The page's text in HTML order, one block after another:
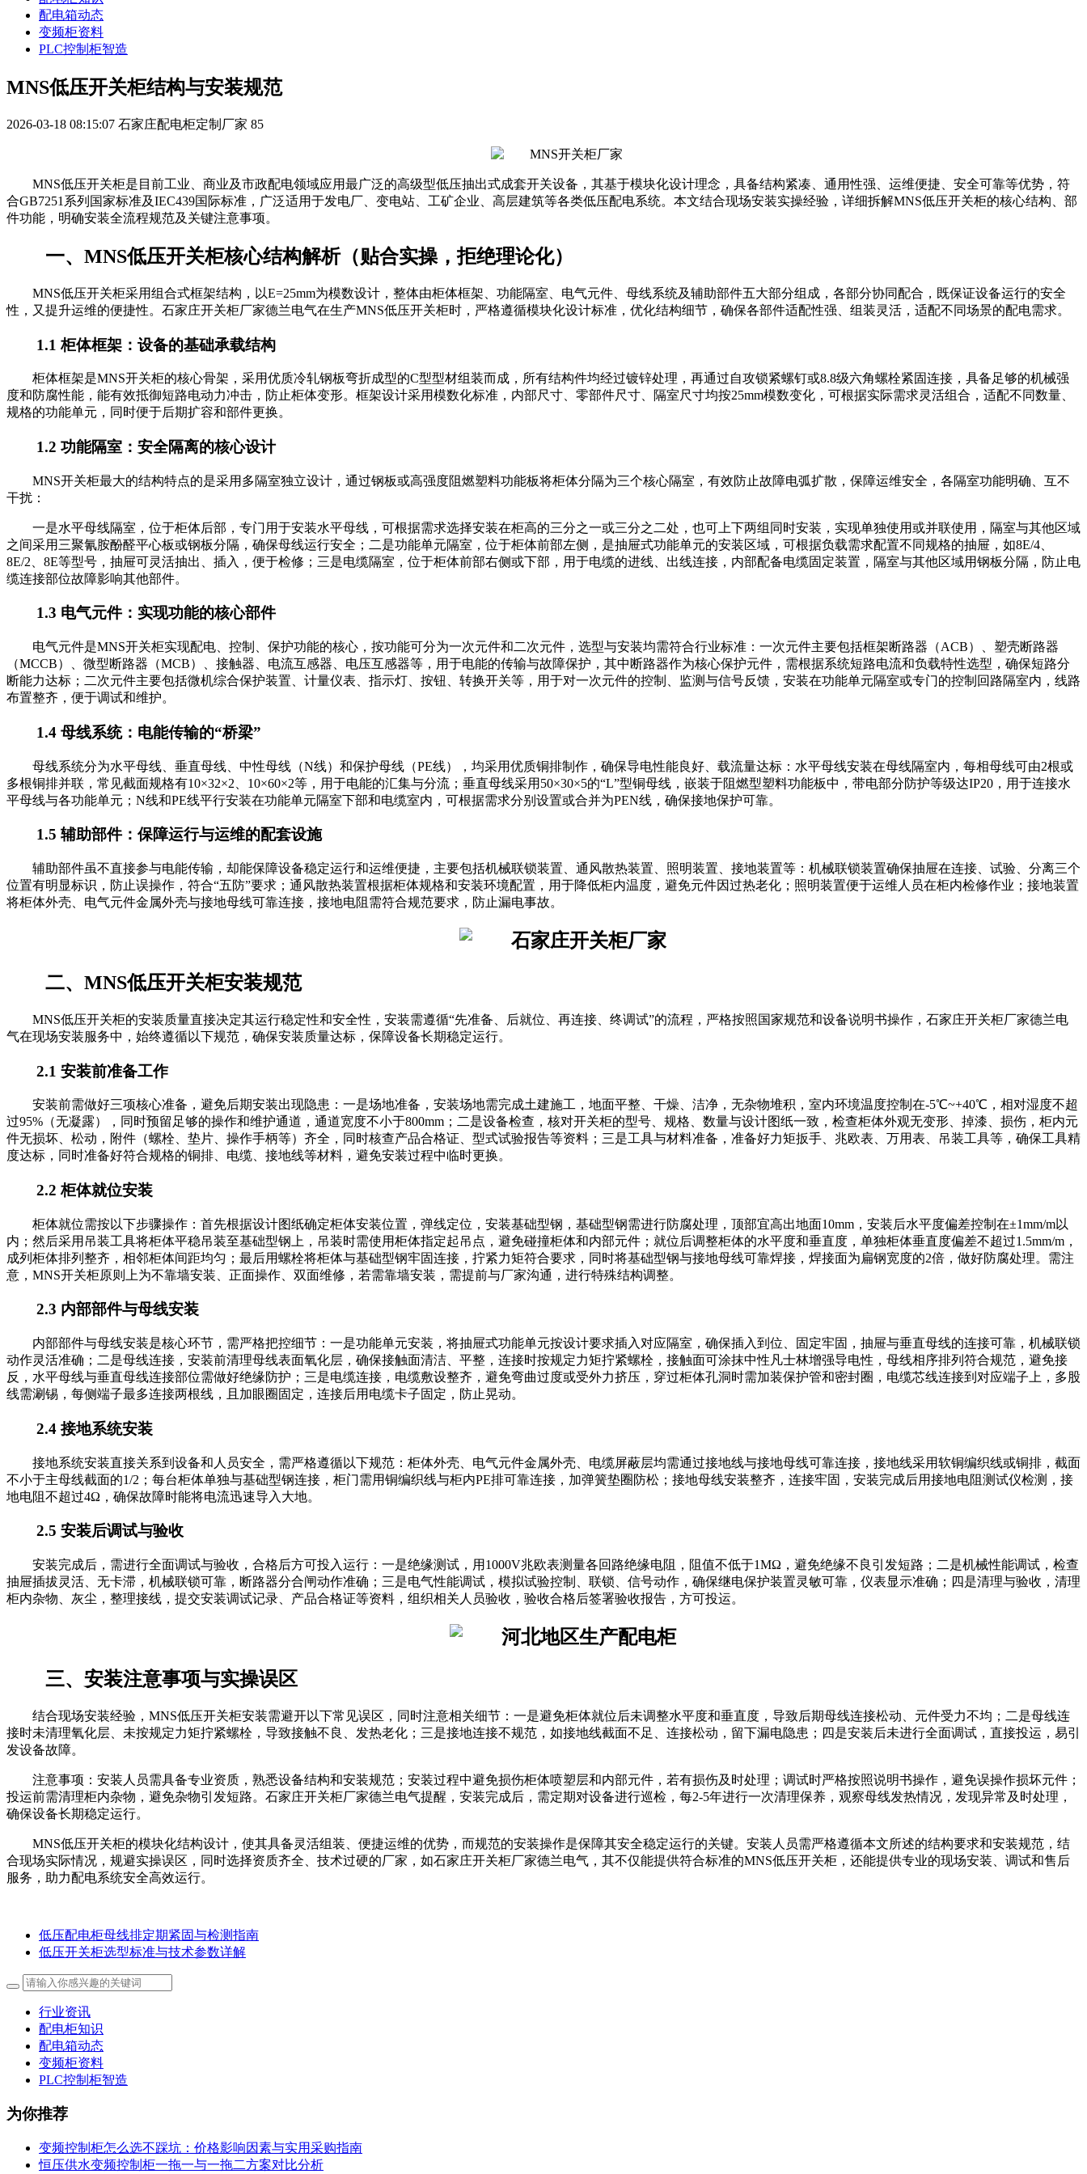
配电箱动态
变频柜资料
PLC控制柜智造
MNS低压开关柜结构与安装规范
2026-03-18 08:15:07 石家庄配电柜定制厂家 85
MNS低压开关柜是目前工业、商业及市政配电领域应用最广泛的高级型低压抽出式成套开关设备，其基于模块化设计理念，具备结构紧凑、通用性强、运维便捷、安全可靠等优势，符
合GB7251系列国家标准及IEC439国际标准，广泛适用于发电厂、变电站、工矿企业、高层建筑等各类低压配电系统。本文结合现场安装实操经验，详细拆解MNS低压开关柜的核心结构、部
件功能，明确安装全流程规范及关键注意事项。
一、MNS低压开关柜核心结构解析（贴合实操，拒绝理论化）
MNS低压开关柜采用组合式框架结构，以E=25mm为模数设计，整体由柜体框架、功能隔室、电气元件、母线系统及辅助部件五大部分组成，各部分协同配合，既保证设备运行的安全
性，又提升运维的便捷性。石家庄开关柜厂家德兰电气在生产MNS低压开关柜时，严格遵循模块化设计标准，优化结构细节，确保各部件适配性强、组装灵活，适配不同场景的配电需求。
1.1 柜体框架：设备的基础承载结构
柜体框架是MNS开关柜的核心骨架，采用优质冷轧钢板弯折成型的C型型材组装而成，所有结构件均经过镀锌处理，再通过自攻锁紧螺钉或8.8级六角螺栓紧固连接，具备足够的机械强
度和防腐性能，能有效抵御短路电动力冲击，防止柜体变形。框架设计采用模数化标准，内部尺寸、零部件尺寸、隔室尺寸均按25mm模数变化，可根据实际需求灵活组合，适配不同数量、
规格的功能单元，同时便于后期扩容和部件更换。
1.2 功能隔室：安全隔离的核心设计
MNS开关柜最大的结构特点的是采用多隔室独立设计，通过钢板或高强度阻燃塑料功能板将柜体分隔为三个核心隔室，有效防止故障电弧扩散，保障运维安全，各隔室功能明确、互不
干扰：
一是水平母线隔室，位于柜体后部，专门用于安装水平母线，可根据需求选择安装在柜高的三分之一或三分之二处，也可上下两组同时安装，实现单独使用或并联使用，隔室与其他区域
之间采用三聚氰胺酚醛平心板或钢板分隔，确保母线运行安全；二是功能单元隔室，位于柜体前部左侧，是抽屉式功能单元的安装区域，可根据负载需求配置不同规格的抽屉，如8E/4、
8E/2、8E等型号，抽屉可灵活抽出、插入，便于检修；三是电缆隔室，位于柜体前部右侧或下部，用于电缆的进线、出线连接，内部配备电缆固定装置，隔室与其他区域用钢板分隔，防止电
缆连接部位故障影响其他部件。
1.3 电气元件：实现功能的核心部件
电气元件是MNS开关柜实现配电、控制、保护功能的核心，按功能可分为一次元件和二次元件，选型与安装均需符合行业标准：一次元件主要包括框架断路器（ACB）、塑壳断路器
（MCCB）、微型断路器（MCB）、接触器、电流互感器、电压互感器等，用于电能的传输与故障保护，其中断路器作为核心保护元件，需根据系统短路电流和负载特性选型，确保短路分
断能力达标；二次元件主要包括微机综合保护装置、计量仪表、指示灯、按钮、转换开关等，用于对一次元件的控制、监测与信号反馈，安装在功能单元隔室或专门的控制回路隔室内，线路
布置整齐，便于调试和维护。
1.4 母线系统：电能传输的“桥梁”
母线系统分为水平母线、垂直母线、中性母线（N线）和保护母线（PE线），均采用优质铜排制作，确保导电性能良好、载流量达标：水平母线安装在母线隔室内，每相母线可由2根或
多根铜排并联，常见截面规格有10×32×2、10×60×2等，用于电能的汇集与分流；垂直母线采用50×30×5的“L”型铜母线，嵌装于阻燃型塑料功能板中，带电部分防护等级达IP20，用于连接水
平母线与各功能单元；N线和PE线平行安装在功能单元隔室下部和电缆室内，可根据需求分别设置或合并为PEN线，确保接地保护可靠。
1.5 辅助部件：保障运行与运维的配套设施
辅助部件虽不直接参与电能传输，却能保障设备稳定运行和运维便捷，主要包括机械联锁装置、通风散热装置、照明装置、接地装置等：机械联锁装置确保抽屉在连接、试验、分离三个
位置有明显标识，防止误操作，符合“五防”要求；通风散热装置根据柜体规格和安装环境配置，用于降低柜内温度，避免元件因过热老化；照明装置便于运维人员在柜内检修作业；接地装置
将柜体外壳、电气元件金属外壳与接地母线可靠连接，接地电阻需符合规范要求，防止漏电事故。
二、MNS低压开关柜安装规范
MNS低压开关柜的安装质量直接决定其运行稳定性和安全性，安装需遵循“先准备、后就位、再连接、终调试”的流程，严格按照国家规范和设备说明书操作，石家庄开关柜厂家德兰电
气在现场安装服务中，始终遵循以下规范，确保安装质量达标，保障设备长期稳定运行。
2.1 安装前准备工作
安装前需做好三项核心准备，避免后期安装出现隐患：一是场地准备，安装场地需完成土建施工，地面平整、干燥、洁净，无杂物堆积，室内环境温度控制在-5℃~+40℃，相对湿度不超
过95%（无凝露），同时预留足够的操作和维护通道，通道宽度不小于800mm；二是设备检查，核对开关柜的型号、规格、数量与设计图纸一致，检查柜体外观无变形、掉漆、损伤，柜内元
件无损坏、松动，附件（螺栓、垫片、操作手柄等）齐全，同时核查产品合格证、型式试验报告等资料；三是工具与材料准备，准备好力矩扳手、兆欧表、万用表、吊装工具等，确保工具精
度达标，同时准备好符合规格的铜排、电缆、接地线等材料，避免安装过程中临时更换。
2.2 柜体就位安装
柜体就位需按以下步骤操作：首先根据设计图纸确定柜体安装位置，弹线定位，安装基础型钢，基础型钢需进行防腐处理，顶部宜高出地面10mm，安装后水平度偏差控制在±1mm/m以
内；然后采用吊装工具将柜体平稳吊装至基础型钢上，吊装时需使用柜体指定起吊点，避免碰撞柜体和内部元件；就位后调整柜体的水平度和垂直度，单独柜体垂直度偏差不超过1.5mm/m，
成列柜体排列整齐，相邻柜体间距均匀；最后用螺栓将柜体与基础型钢牢固连接，拧紧力矩符合要求，同时将基础型钢与接地母线可靠焊接，焊接面为扁钢宽度的2倍，做好防腐处理。需注
意，MNS开关柜原则上为不靠墙安装、正面操作、双面维修，若需靠墙安装，需提前与厂家沟通，进行特殊结构调整。
2.3 内部部件与母线安装
内部部件与母线安装是核心环节，需严格把控细节：一是功能单元安装，将抽屉式功能单元按设计要求插入对应隔室，确保插入到位、固定牢固，抽屉与垂直母线的连接可靠，机械联锁
动作灵活准确；二是母线连接，安装前清理母线表面氧化层，确保接触面清洁、平整，连接时按规定力矩拧紧螺栓，接触面可涂抹中性凡士林增强导电性，母线相序排列符合规范，避免接
反，水平母线与垂直母线连接部位需做好绝缘防护；三是电缆连接，电缆敷设整齐，避免弯曲过度或受外力挤压，穿过柜体孔洞时需加装保护管和密封圈，电缆芯线连接到对应端子上，多股
线需涮锡，每侧端子最多连接两根线，且加眼圈固定，连接后用电缆卡子固定，防止晃动。
2.4 接地系统安装
接地系统安装直接关系到设备和人员安全，需严格遵循以下规范：柜体外壳、电气元件金属外壳、电缆屏蔽层均需通过接地线与接地母线可靠连接，接地线采用软铜编织线或铜排，截面
不小于主母线截面的1/2；每台柜体单独与基础型钢连接，柜门需用铜编织线与柜内PE排可靠连接，加弹簧垫圈防松；接地母线安装整齐，连接牢固，安装完成后用接地电阻测试仪检测，接
地电阻不超过4Ω，确保故障时能将电流迅速导入大地。
2.5 安装后调试与验收
安装完成后，需进行全面调试与验收，合格后方可投入运行：一是绝缘测试，用1000V兆欧表测量各回路绝缘电阻，阻值不低于1MΩ，避免绝缘不良引发短路；二是机械性能调试，检查
抽屉插拔灵活、无卡滞，机械联锁可靠，断路器分合闸动作准确；三是电气性能调试，模拟试验控制、联锁、信号动作，确保继电保护装置灵敏可靠，仪表显示准确；四是清理与验收，清理
柜内杂物、灰尘，整理接线，提交安装调试记录、产品合格证等资料，组织相关人员验收，验收合格后签署验收报告，方可投运。
三、安装注意事项与实操误区
结合现场安装经验，MNS低压开关柜安装需避开以下常见误区，同时注意相关细节：一是避免柜体就位后未调整水平度和垂直度，导致后期母线连接松动、元件受力不均；二是母线连
接时未清理氧化层、未按规定力矩拧紧螺栓，导致接触不良、发热老化；三是接地连接不规范，如接地线截面不足、连接松动，留下漏电隐患；四是安装后未进行全面调试，直接投运，易引
发设备故障。
注意事项：安装人员需具备专业资质，熟悉设备结构和安装规范；安装过程中避免损伤柜体喷塑层和内部元件，若有损伤及时处理；调试时严格按照说明书操作，避免误操作损坏元件；
投运前需清理柜内杂物，避免杂物引发短路。石家庄开关柜厂家德兰电气提醒，安装完成后，需定期对设备进行巡检，每2-5年进行一次清理保养，观察母线发热情况，发现异常及时处理，
确保设备长期稳定运行。
MNS低压开关柜的模块化结构设计，使其具备灵活组装、便捷运维的优势，而规范的安装操作是保障其安全稳定运行的关键。安装人员需严格遵循本文所述的结构要求和安装规范，结
合现场实际情况，规避实操误区，同时选择资质齐全、技术过硬的厂家，如石家庄开关柜厂家德兰电气，其不仅能提供符合标准的MNS低压开关柜，还能提供专业的现场安装、调试和售后
服务，助力配电系统安全高效运行。
低压配电柜母线排定期紧固与检测指南
低压开关柜选型标准与技术参数详解
行业资讯
配电柜知识
配电箱动态
变频柜资料
PLC控制柜智造
为你推荐
变频控制柜怎么选不踩坑：价格影响因素与实用采购指南
恒压供水变频控制柜一拖一与一拖二方案对比分析